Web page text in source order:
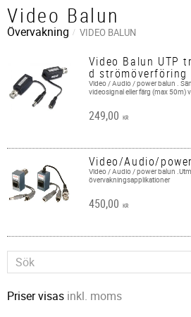
Video Balun
Övervakning VIDEO BALUN
Video Balun UTP
d strömöverföring
Video / Audio / power balun .
videosignal eller färg (max 50m)
249,00 KR
Video/Audio/
Video / Audio / power balun
övervakningsapplikationer
450,00 KR
Priser visas inkl. moms